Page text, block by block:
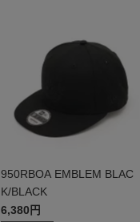
950RBOA EMBLEM BLAC
K/BLACK
6,380円